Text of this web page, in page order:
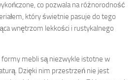
co pozwala na różnorodność
który świetnie pasuje do tego
wnętrzom lekkości i rustykalnego
mebli są niezwykle istotne w
Dzięki nim przestrzeń nie jest